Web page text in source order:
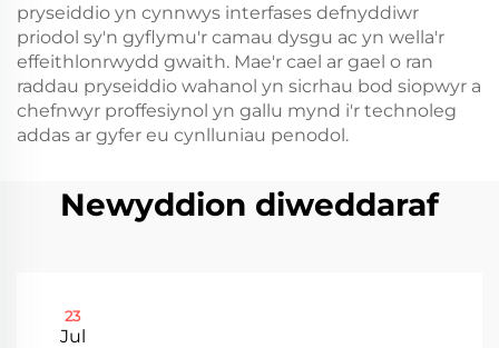
pryseiddio yn cynnwys interfases defnyddiwr
priodol sy'n gyflymu'r camau dysgu ac yn wella'r
effeithlonrwydd gwaith. Mae'r cael ar gael o ran
raddau pryseiddio wahanol yn sicrhau bod siopwyr a
chefnwyr proffesiynol yn gallu mynd i'r technoleg
addas ar gyfer eu cynlluniau penodol.
Newyddion diweddaraf
23
Jul